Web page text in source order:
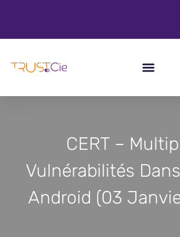
CERT –
Vulnérabilités
Android (03